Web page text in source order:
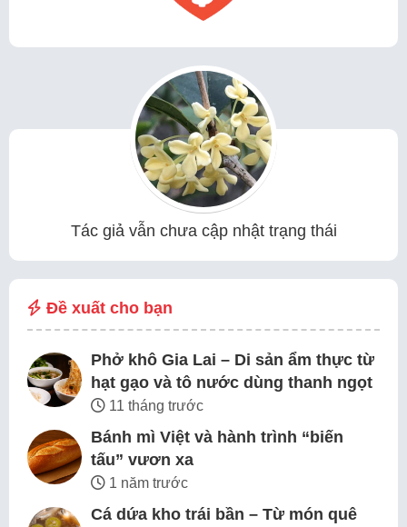
Tác giả vẫn chưa cập nhật trạng thái
Đề xuất cho bạn
Phở khô Gia Lai – Di sản ẩm thực từ
hạt gạo và tô nước dùng thanh ngọt
11 tháng trước
Bánh mì Việt và hành trình “biến
tấu” vươn xa
1 năm trước
Cá dứa kho trái bần – Từ món quê